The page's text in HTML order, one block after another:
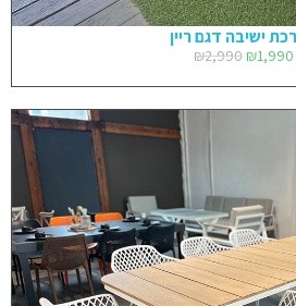
ישיבה דגם ריין
₪2,990 ₪1,990